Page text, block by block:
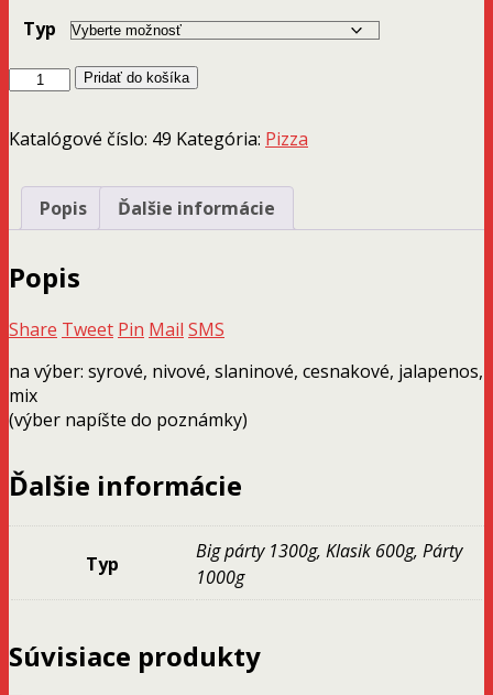
Typ
množstvoPridať do košíka
Katalógové číslo: 49 Kategória: Pizza
Popis Ďalšie informácie
Popis
Share Tweet Pin Mail SMS
na výber: syrové, nivové, slaninové, cesnakové, jalapenos,
mix
(výber napíšte do poznámky)
Ďalšie informácie
Typ
Big párty 1300g, Klasik 600g, Párty
1000g
Súvisiace produkty